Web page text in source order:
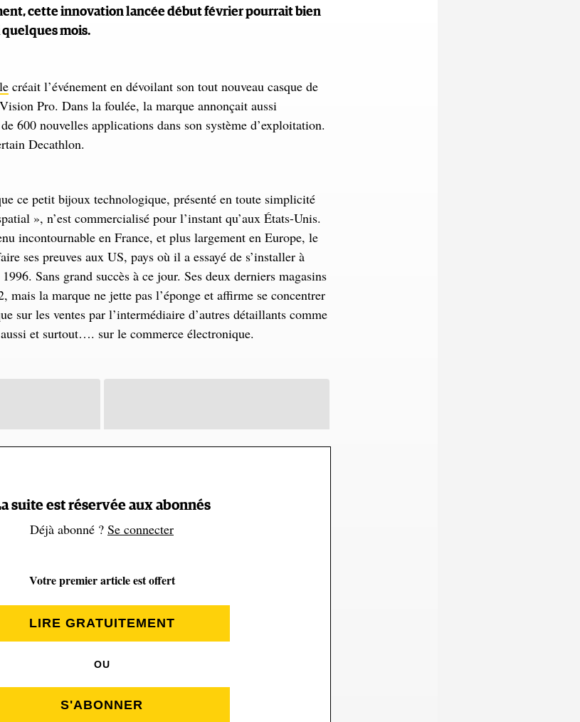
cette innovation lancée début février pourrait bien
quelques mois.
créait l’événement en dévoilant son tout nouveau casque de
Pro. Dans la foulée, la marque annonçait aussi
600 nouvelles applications dans son système d’exploitation.
Decathlon.
ce petit bijoux technologique, présenté en toute simplicité
», n’est commercialisé pour l’instant qu’aux États-Unis.
incontournable en France, et plus largement en Europe, le
ses preuves aux US, pays où il a essayé de s’installer à
Sans grand succès à ce jour. Ses deux derniers magasins
mais la marque ne jette pas l’éponge et affirme se concentrer
sur les ventes par l’intermédiaire d’autres détaillants comme
et surtout…. sur le commerce électronique.
suite est réservée aux abonnés
Déjà abonné ? Se connecter
Votre premier article est offert
LIRE GRATUITEMENT
OU
S'ABONNER